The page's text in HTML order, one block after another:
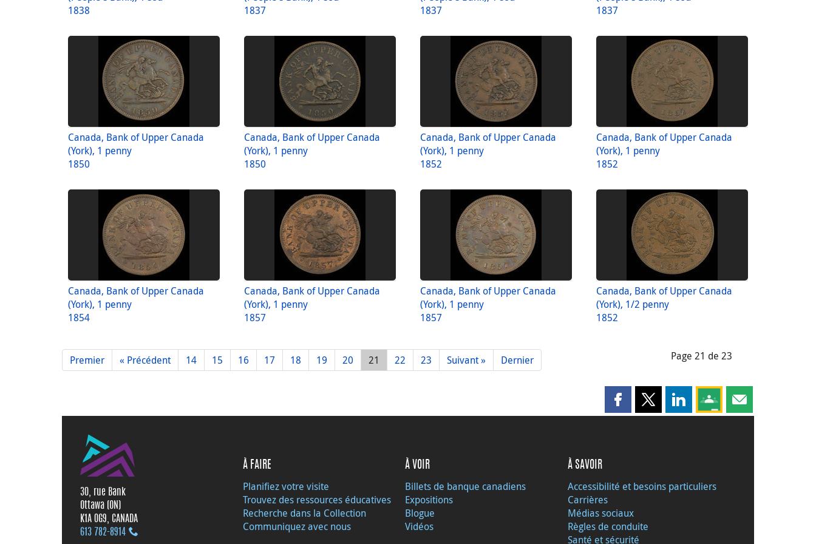
1838
1837
1837
1837
Canada, Bank of Upper Canada
(York), 1 penny
1850
Canada, Bank of Upper Canada
(York), 1 penny
1850
Canada, Bank of Upper Canada
(York), 1 penny
1852
Canada, Bank of Upper Canada
(York), 1 penny
1852
Canada, Bank of Upper Canada
(York), 1 penny
1854
Canada, Bank of Upper Canada
(York), 1 penny
1857
Canada, Bank of Upper Canada
(York), 1 penny
1857
Canada, Bank of Upper Canada
(York), 1/2 penny
1852
Premier « Précédent 14 15 16 17 18 19 20 21 22 23 Suivant » Dernier Page 21 de 23
Partager cette page sur Facebook
Partager cette page sur X
Partager cette page sur
Partagez cette page sur
Partager cette
30, rue Bank
Ottawa (ON)
K1A 0G9, CANADA
613 782‑8914
À FAIRE
Planifiez votre visite
Trouvez des ressources éducatives
Recherche dans la Collection
Communiquez avec nous
À VOIR
Billets de banque canadiens
Expositions
Blogue
Vidéos
À SAVOIR
Accessibilité et besoins particuliers
Carrières
Médias sociaux
Règles de conduite
Santé et sécurité